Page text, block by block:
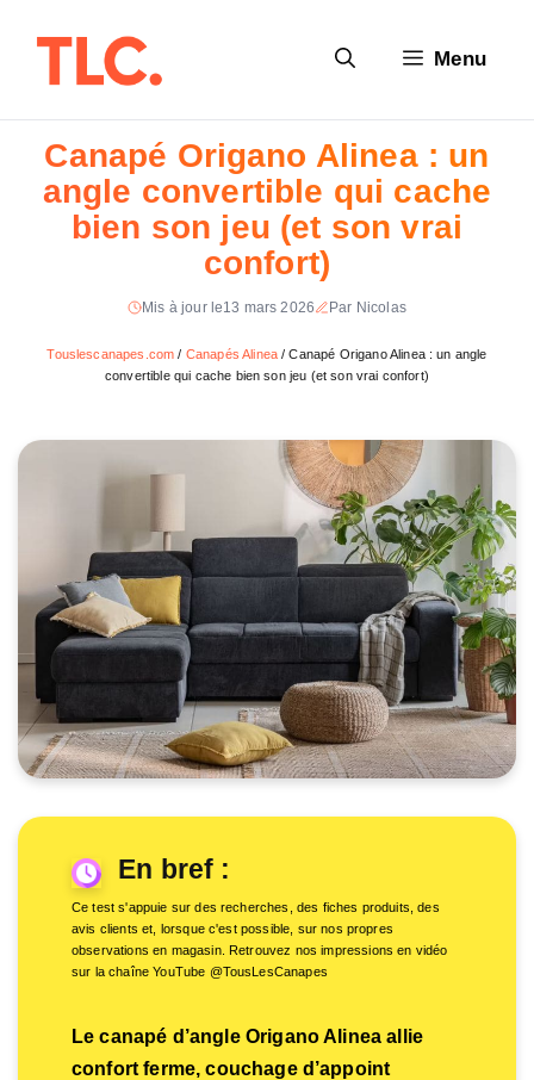
Menu
Canapé Origano Alinea : un
angle convertible qui cache
bien son jeu (et son vrai
confort)
Mis à jour le13 mars 2026 Par Nicolas
Touslescanapes.com / Canapés Alinea /Canapé Origano Alinea : un angle
convertible qui cache bien son jeu (et son vrai confort)
En bref :
Ce test s'appuie sur des recherches, des fiches produits, des
avis clients et, lorsque c'est possible, sur nos propres
observations en magasin. Retrouvez nos impressions en vidéo
sur la chaîne YouTube @TousLesCanapes
Le canapé d’angle Origano Alinea allie
confort ferme, couchage d’appoint